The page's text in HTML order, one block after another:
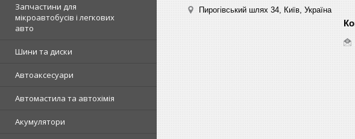
Запчастини для
мікроавтобусів і легкових
авто
Шини та диски
Автоаксесуари
Автомастила та автохімія
Акумулятори
Пирогівський шлях 34, Київ, Україна